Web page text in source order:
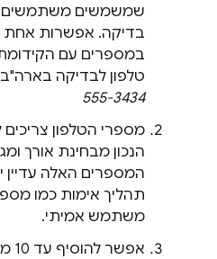
שמשמשים משתמשים
בדיקה. אפשרות
טלפון לבדיקה
555-3434
מספרי הטלפון
הנכון מבחינת אורך
המספרים האלה עדיין
תהליך אימות כמו
משתמש אמיתי.